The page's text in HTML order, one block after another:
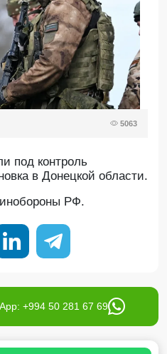
5063
под контроль
в Донецкой области.
РФ.
+994 50 281 67 69